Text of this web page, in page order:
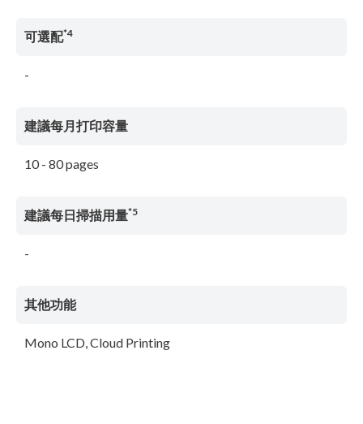
可選配*4
-
建議每月打印容量
10 - 80 pages
建議每日掃描用量*5
-
其他功能
Mono LCD, Cloud Printing